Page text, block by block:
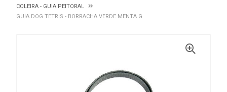
COLEIRA - GUIA PEITORAL
GUIA DOG TETRIS - BORRACHA VERDE MENTA G